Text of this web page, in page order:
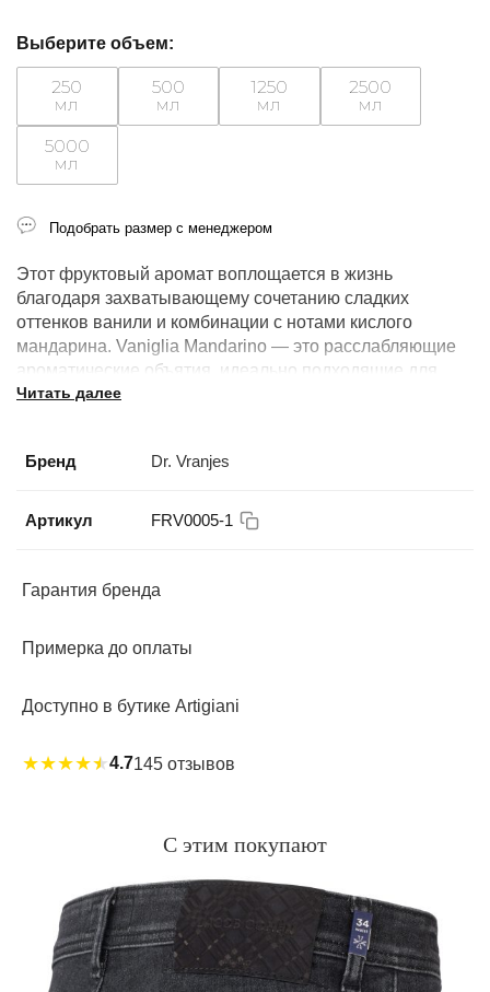
Этот фруктовый аромат воплощается в жизнь
благодаря захватывающему сочетанию сладких
оттенков ванили и комбинации с нотами кислого
мандарина. Vaniglia Mandarino — это расслабляющие
ароматические объятия, идеально подходящие для
украшения Вашего дома.
современной гостиной, холла, офиса.
При покупке вы получаете новые палочки для
использования в зависимости от размера вашего
Производство: Италия.
Читать далее
Бренд Dr. Vranjes
Артикул FRV0005-1
Гарантия бренда
Примерка до оплаты
Доступно в бутике Artigiani
★★★★★4.7145 отзывов
Выберите объем:
250
мл
500
мл
1250
мл
2500
мл
5000
мл
Подобрать размер с менеджером
С этим покупают